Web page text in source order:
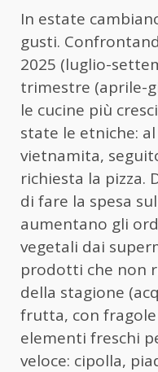
In estate
gusti.
2025 (luglio-
trimestre (aprile-
le cucine più
state le etniche:
vietnamita,
richiesta la pizza.
di fare la spesa
aumentano gli
vegetali dai
prodotti che non
della stagione
frutta, con fragole
elementi freschi
veloce: cipolla,